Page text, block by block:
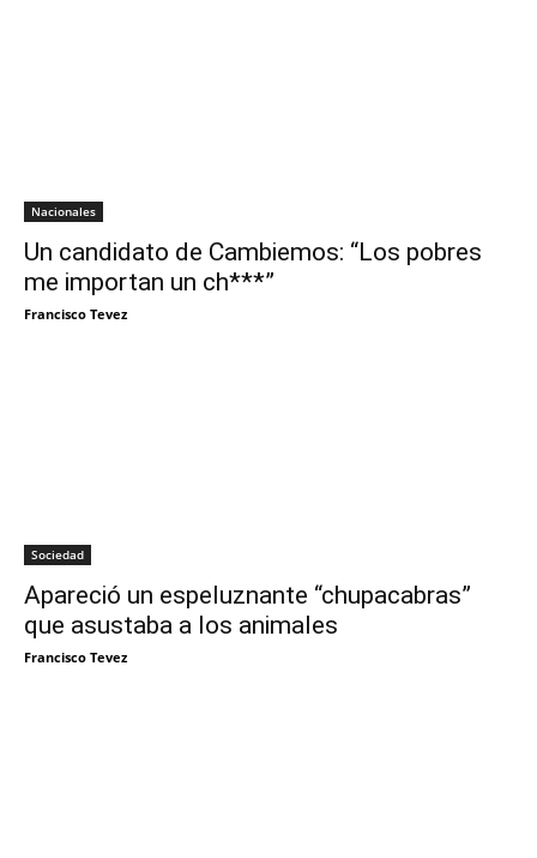
Nacionales
Un candidato de Cambiemos: “Los pobres
me importan un ch***”
Francisco Tevez
Sociedad
Apareció un espeluznante “chupacabras”
que asustaba a los animales
Francisco Tevez